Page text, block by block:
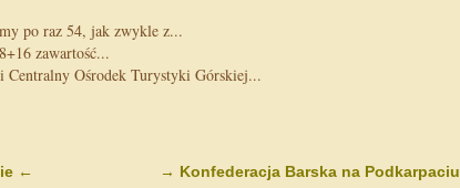
po raz 54, jak zwykle z...
zawartość...
Centralny Ośrodek Turystyki Górskiej...
→ Konfederacja Barska na Podkarpaciu
←